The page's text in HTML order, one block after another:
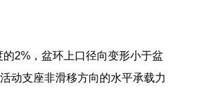
2%，盆环上口径向变形小于盆
动支座非滑移方向的水平承载力